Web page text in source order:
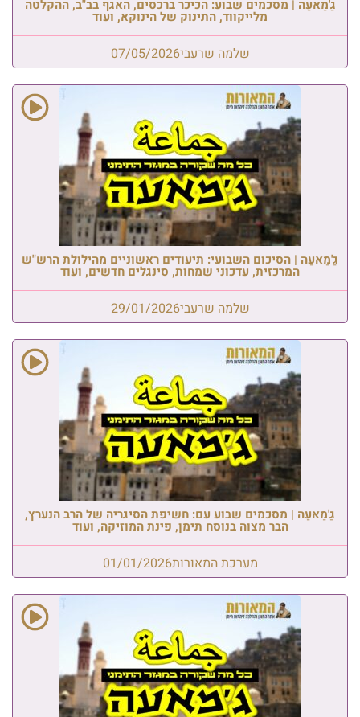
גַ'מַאעַה | מסכמים שבוע: הכיכר ברכסים, האגף בב"ב, ההקלטה
מלייקווד, התינוק של הינוקא, ועוד
שלמה שרעבי07/05/2026
גַ'מַאעַה | הסיכום השבועי: תיעודים ראשוניים מהילולת הרש"ש
המרכזית, עדכוני שמחות, סינגלים חדשים, ועוד
שלמה שרעבי29/01/2026
גַ'מַאעַה | מסכמים שבוע עם: חשיפת הסיגריה של הרב הנערץ,
הבר מצוה בנוסח תימן, פינת המוזיקה, ועוד
מערכת המאורות01/01/2026